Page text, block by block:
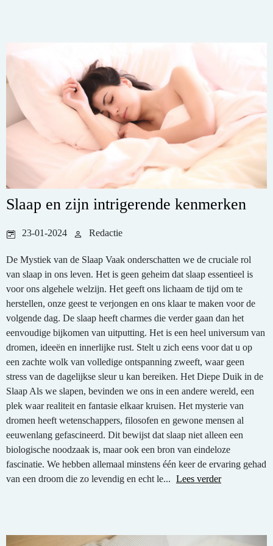
Slaap en zijn intrigerende kenmerken
23-01-2024 Redactie
De Mystiek van de Slaap Vaak onderschatten we de cruciale rol
van slaap in ons leven. Het is geen geheim dat slaap essentieel is
voor ons algehele welzijn. Het geeft ons lichaam de tijd om te
herstellen, onze geest te verjongen en ons klaar te maken voor de
volgende dag. De slaap heeft charmes die verder gaan dan het
eenvoudige bijkomen van uitputting. Het is een heel universum van
dromen, ideeën en innerlijke rust. Stelt u zich eens voor dat u op
een zachte wolk van volledige ontspanning zweeft, waar geen
stress van de dagelijkse sleur u kan bereiken. Het Diepe Duik in de
Slaap Als we slapen, bevinden we ons in een andere wereld, een
plek waar realiteit en fantasie elkaar kruisen. Het mysterie van
dromen heeft wetenschappers, filosofen en gewone mensen al
eeuwenlang gefascineerd. Dit bewijst dat slaap niet alleen een
biologische noodzaak is, maar ook een bron van eindeloze
fascinatie. We hebben allemaal minstens één keer de ervaring gehad
van een droom die zo levendig en echt le... Lees verder